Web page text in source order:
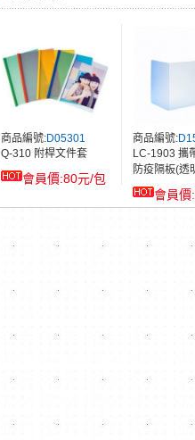
商品編號:D05301
Q-310 附桿文件套
80元/包
商品編號:
LC-1903 攜
防疫隔板(透